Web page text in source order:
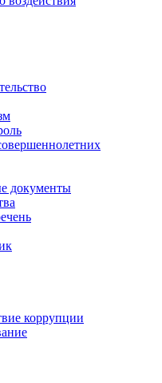
документы
коррупции